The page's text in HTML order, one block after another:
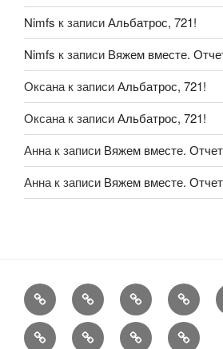
Nimfs к записиАльбатрос, 721!
Nimfs к записи Вяжем вместе.
Оксанак записиАльбатрос, 721!
Оксанак записиАльбатрос, 721!
Аннак записи Вяжем вместе.
Аннак записи Вяжем вместе.
FAQ Рукоделие
А
еще
Мы
ХвастаемсяСтатьи Aukara User